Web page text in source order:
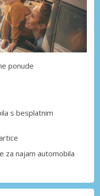
ponude
s besplatnim
za najam automobila
eLinka